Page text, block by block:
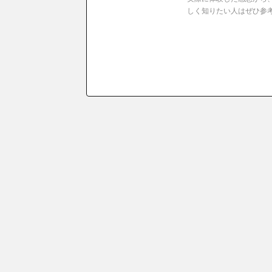
しく知りたい人はぜひ参